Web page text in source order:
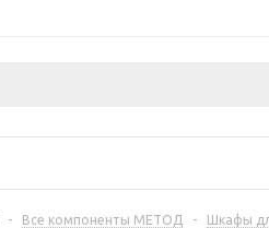
- Все компоненты МЕТОД - Шкафы